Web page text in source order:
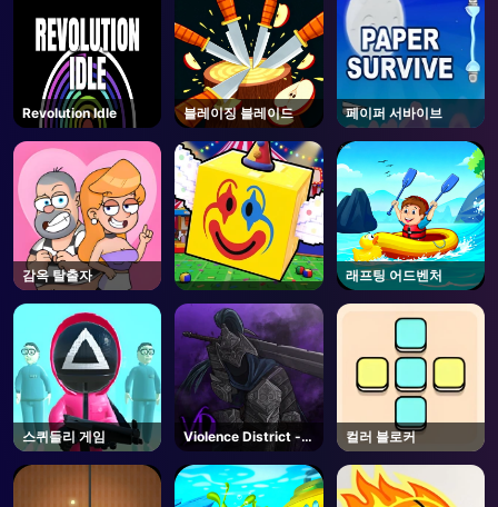
Revolution Idle 블레이징 블레이드 페이퍼 서바이브
감옥 탈출자 래프팅 어드벤처
스퀴들리 게임
Violence District -
Roblox
컬러 블로커